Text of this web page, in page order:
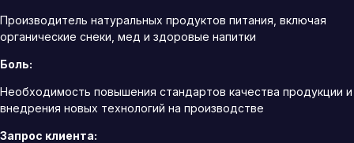
Производитель натуральных продуктов питания, включая
органические снеки, мед и здоровые напитки
Боль:
Необходимость повышения стандартов качества продукции и
внедрения новых технологий на производстве
Запрос клиента: